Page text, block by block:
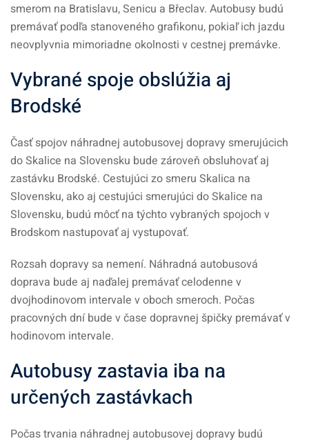
smerom na Bratislavu, Senicu a Břeclav. Autobusy budú
premávať podľa stanoveného grafikonu, pokiaľ ich jazdu
neovplyvnia mimoriadne okolnosti v cestnej premávke.
Vybrané spoje obslúžia aj
Brodské
Časť spojov náhradnej autobusovej dopravy smerujúcich
do Skalice na Slovensku bude zároveň obsluhovať aj
zastávku Brodské. Cestujúci zo smeru Skalica na
Slovensku, ako aj cestujúci smerujúci do Skalice na
Slovensku, budú môcť na týchto vybraných spojoch v
Brodskom nastupovať aj vystupovať.
Rozsah dopravy sa nemení. Náhradná autobusová
doprava bude aj naďalej premávať celodenne v
dvojhodinovom intervale v oboch smeroch. Počas
pracovných dní bude v čase dopravnej špičky premávať v
hodinovom intervale.
Autobusy zastavia iba na
určených zastávkach
Počas trvania náhradnej autobusovej dopravy budú